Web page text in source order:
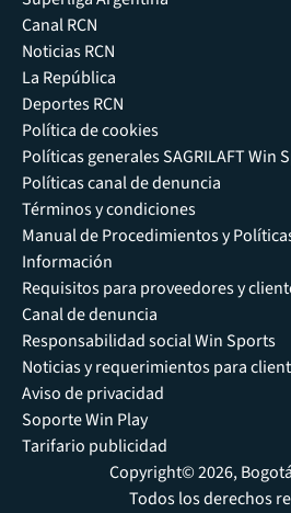
Canal RCN
Noticias RCN
La República
Deportes RCN
Política de cookies
Políticas generales SAGRILAFT Win
Políticas canal de denuncia
Términos y condiciones
Manual de Procedimientos y
Información
Requisitos para proveedores y
Canal de denuncia
Responsabilidad social Win Sports
Noticias y requerimientos para
Aviso de privacidad
Soporte Win Play
Tarifario publicidad
Copyright© 2026,
Todos los derechos